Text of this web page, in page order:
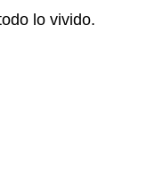
lo vivido.